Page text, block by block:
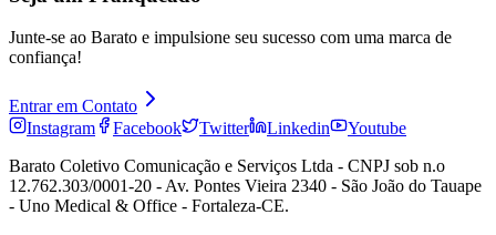
Junte-se ao Barato e impulsione seu sucesso com uma marca de
confiança!
Entrar em Contato
Instagram
Facebook Twitter Linkedin
Youtube
Barato Coletivo Comunicação e Serviços Ltda - CNPJ sob n.o
12.762.303/0001-20 - Av. Pontes Vieira 2340 - São João do Tauape
- Uno Medical & Office - Fortaleza-CE.